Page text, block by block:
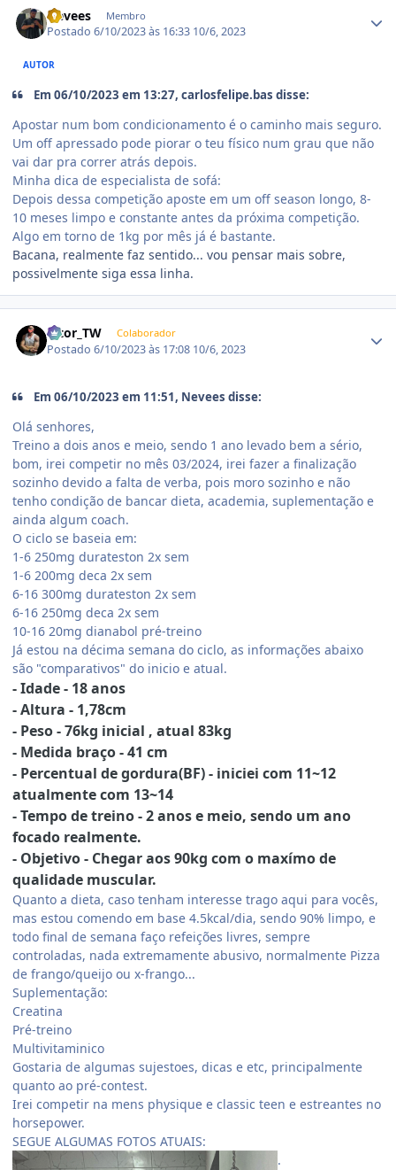
Nevees Membro
Postado6/10/2023 às 16:33 10/6, 2023
AUTOR
Em 06/10/2023 em 13:27, carlosfelipe.bas disse:
Apostar num bom condicionamento é o caminho mais seguro.
Um off apressado pode piorar o teu físico num grau que não
vai dar pra correr atrás depois.
Minha dica de especialista de sofá:
Depois dessa competição aposte em um off season longo, 8-
10 meses limpo e constante antes da próxima competição.
Algo em torno de 1kg por mês já é bastante.
Bacana, realmente faz sentido... vou pensar mais sobre,
possivelmente siga essa linha.
Vitor_TW Colaborador
Postado6/10/2023 às 17:08 10/6, 2023
Em 06/10/2023 em 11:51, Nevees disse:
Olá senhores,
Treino a dois anos e meio, sendo 1 ano levado bem a sério,
bom, irei competir no mês 03/2024, irei fazer a finalização
sozinho devido a falta de verba, pois moro sozinho e não
tenho condição de bancar dieta, academia, suplementação e
ainda algum coach.
O ciclo se baseia em:
1-6 250mg durateston 2x sem
1-6 200mg deca 2x sem
6-16 300mg durateston 2x sem
6-16 250mg deca 2x sem
10-16 20mg dianabol pré-treino
Já estou na décima semana do ciclo, as informações abaixo
são "comparativos" do inicio e atual.
- Idade - 18 anos
- Altura - 1,78cm
- Peso - 76kg inicial , atual 83kg
- Medida braço - 41 cm
- Percentual de gordura(BF) - iniciei com 11~12
atualmente com 13~14
- Tempo de treino - 2 anos e meio, sendo um ano
focado realmente.
- Objetivo - Chegar aos 90kg com o maxímo de
qualidade muscular.
Quanto a dieta, caso tenham interesse trago aqui para vocês,
mas estou comendo em base 4.5kcal/dia, sendo 90% limpo, e
todo final de semana faço refeições livres, sempre
controladas, nada extremamente abusivo, normalmente Pizza
de frango/queijo ou x-frango...
Suplementação:
Creatina
Pré-treino
Multivitaminico
Gostaria de algumas sujestoes, dicas e etc, principalmente
quanto ao pré-contest.
Irei competir na mens physique e classic teen e estreantes no
horsepower.
SEGUE ALGUMAS FOTOS ATUAIS:
.